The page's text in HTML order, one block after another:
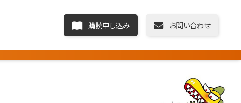
購読申し込み お問い合わせ